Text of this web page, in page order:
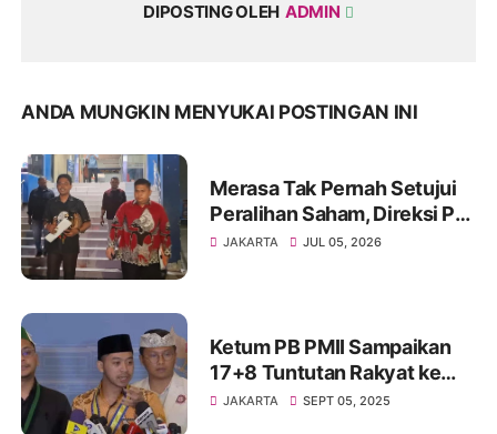
DIPOSTING OLEH ADMIN
ANDA MUNGKIN MENYUKAI POSTINGAN INI
Merasa Tak Pernah Setujui
Peralihan Saham, Direksi PT
BGAM Tempuh Jalur Hukum
JAKARTA JUL 05, 2026
Ketum PB PMII Sampaikan
17+8 Tuntutan Rakyat ke
Presiden Prabowo
JAKARTA SEPT 05, 2025